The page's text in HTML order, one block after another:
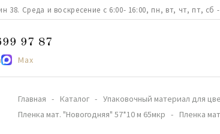
38. Среда и воскресение с 6:00- 16:00, пн, вт, чт, пт, сб -
97 87
Max
Главная Каталог Упаковочный материал для
Пленка мат. "Новогодняя" 57*10 м 65мкр
Пленка